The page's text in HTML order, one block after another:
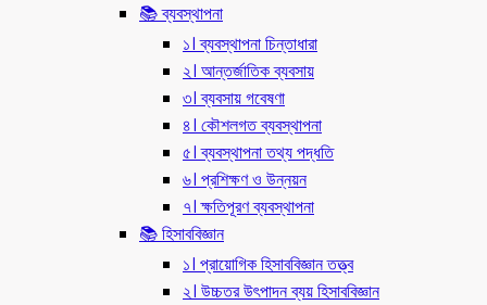
📚 ব্যবস্থাপনা
১। ব্যবস্থাপনা চিন্তাধারা
২। আন্তর্জাতিক ব্যবসায়
৩। ব্যবসায় গবেষণা
৪। কৌশলগত ব্যবস্থাপনা
৫। ব্যবস্থাপনা তথ্য পদ্ধতি
৬। প্রশিক্ষণ ও উন্নয়ন
৭। ক্ষতিপূরণ ব্যবস্থাপনা
📚 হিসাববিজ্ঞান
১। প্রায়োগিক হিসাববিজ্ঞান তত্ত্ব
২। উচ্চতর উৎপাদন ব্যয় হিসাববিজ্ঞান